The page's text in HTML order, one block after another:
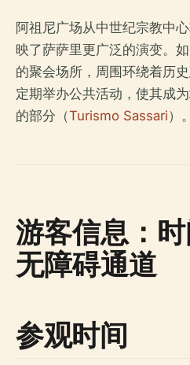
阿祖尼广场从中世纪宗教中
映了萨萨里更广泛的演变。
的聚会场所，周围环绕着历
定期举办公共活动，使其成
的部分（Turismo Sassari）。
游客信息：
无障碍通道
参观时间